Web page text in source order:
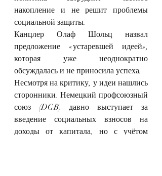
накопление и не решит проблемы
социальной защиты.
Канцлер Олаф Шольц назвал
предложение «устаревшей идеей»,
которая уже неоднократно
обсуждалась и не приносила успеха.
Несмотря на критику, у идеи нашлись
сторонники. Немецкий профсоюзный
союз (DGB) давно выступает за
введение социальных взносов на
доходы от капитала, но с учётом